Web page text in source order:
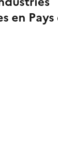
en Pays